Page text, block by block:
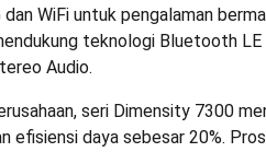
dan WiFi untuk pengalaman
teknologi Bluetooth LE
Audio.
seri Dimensity 7300
efisiensi daya sebesar 20%.